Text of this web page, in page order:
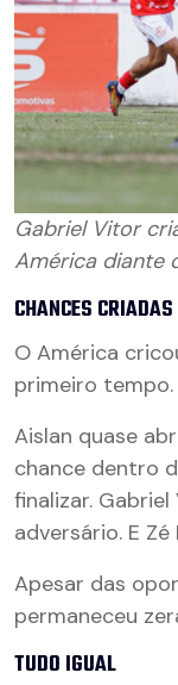
Gabriel Vitor
América diante
CHANCES CRIADAS
O América
primeiro tempo.
Aislan quase
chance dentro
finalizar.
adversário. E
Apesar das
permaneceu
TUDO IGUAL